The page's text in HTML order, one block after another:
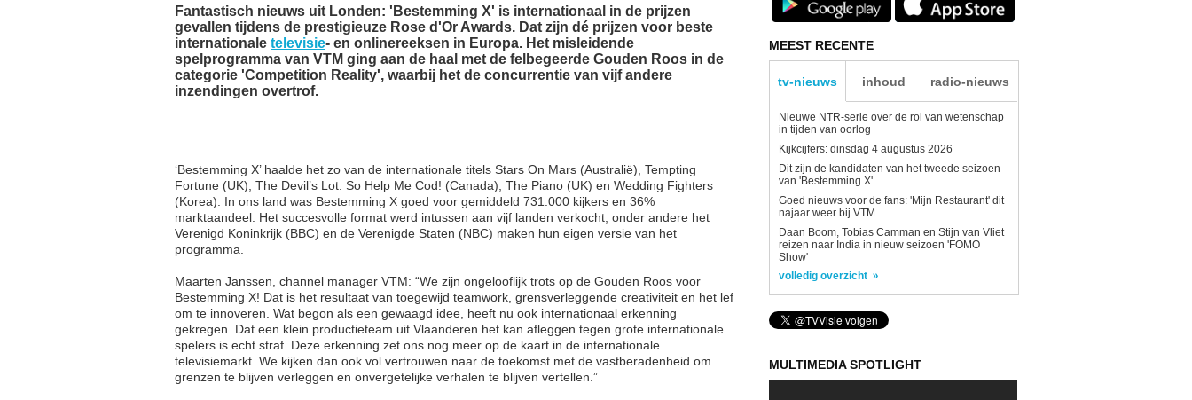
Fantastisch nieuws uit Londen: 'Bestemming X' is internationaal in de prijzen
gevallen tijdens de prestigieuze Rose d'Or Awards. Dat zijn dé prijzen voor beste
internationale televisie- en onlinereeksen in Europa. Het misleidende
spelprogramma van VTM ging aan de haal met de felbegeerde Gouden Roos in de
categorie 'Competition Reality', waarbij het de concurrentie van vijf andere
inzendingen overtrof.
‘Bestemming X’ haalde het zo van de internationale titels Stars On Mars (Australië), Tempting
Fortune (UK), The Devil’s Lot: So Help Me Cod! (Canada), The Piano (UK) en Wedding Fighters
(Korea). In ons land was Bestemming X goed voor gemiddeld 731.000 kijkers en 36%
marktaandeel. Het succesvolle format werd intussen aan vijf landen verkocht, onder andere het
Verenigd Koninkrijk (BBC) en de Verenigde Staten (NBC) maken hun eigen versie van het
programma.
Maarten Janssen, channel manager VTM: “We zijn ongelooflijk trots op de Gouden Roos voor
Bestemming X! Dat is het resultaat van toegewijd teamwork, grensverleggende creativiteit en het lef
om te innoveren. Wat begon als een gewaagd idee, heeft nu ook internationaal erkenning
gekregen. Dat een klein productieteam uit Vlaanderen het kan afleggen tegen grote internationale
spelers is echt straf. Deze erkenning zet ons nog meer op de kaart in de internationale
televisiemarkt. We kijken dan ook vol vertrouwen naar de toekomst met de vastberadenheid om
grenzen te blijven verleggen en onvergetelijke verhalen te blijven vertellen.”
MEEST RECENTE
tv-nieuws inhoud radio-nieuws
Nieuwe NTR-serie over de rol van wetenschap
in tijden van oorlog
Kijkcijfers: dinsdag 4 augustus 2026
Dit zijn de kandidaten van het tweede seizoen
van 'Bestemming X'
Goed nieuws voor de fans: 'Mijn Restaurant' dit
najaar weer bij VTM
Daan Boom, Tobias Camman en Stijn van Vliet
reizen naar India in nieuw seizoen 'FOMO
Show'
volledig overzicht
MULTIMEDIA SPOTLIGHT